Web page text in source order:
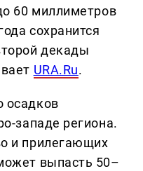
60 миллиметров
сохранится
декады
URA.Ru.
осадков
западе региона.
и прилегающих
выпасть 50–